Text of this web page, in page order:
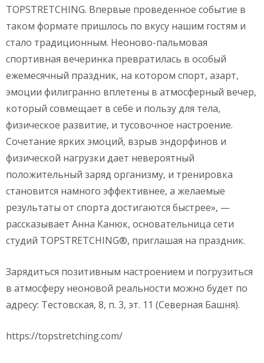
TOPSTRETCHING. Впервые проведенное событие в
таком формате пришлось по вкусу нашим гостям и
стало традиционным. Неоново-пальмовая
спортивная вечеринка превратилась в особый
ежемесячный праздник, на котором спорт, азарт,
эмоции филигранно вплетены в атмосферный вечер,
который совмещает в себе и пользу для тела,
физическое развитие, и тусовочное настроение.
Сочетание ярких эмоций, взрыв эндорфинов и
физической нагрузки дает невероятный
положительный заряд организму, и тренировка
становится намного эффективнее, а желаемые
результаты от спорта достигаются быстрее», —
рассказывает Анна Канюк, основательница сети
студий TOPSTRETCHING®, приглашая на праздник.
Зарядиться позитивным настроением и погрузиться
в атмосферу неоновой реальности можно будет по
адресу: Тестовская, 8, п. 3, эт. 11 (Северная Башня).
https://topstretching.com/